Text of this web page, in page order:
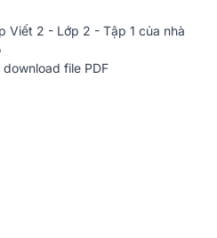
Viết 2 - Lớp 2 - Tập 1 của nhà
file PDF